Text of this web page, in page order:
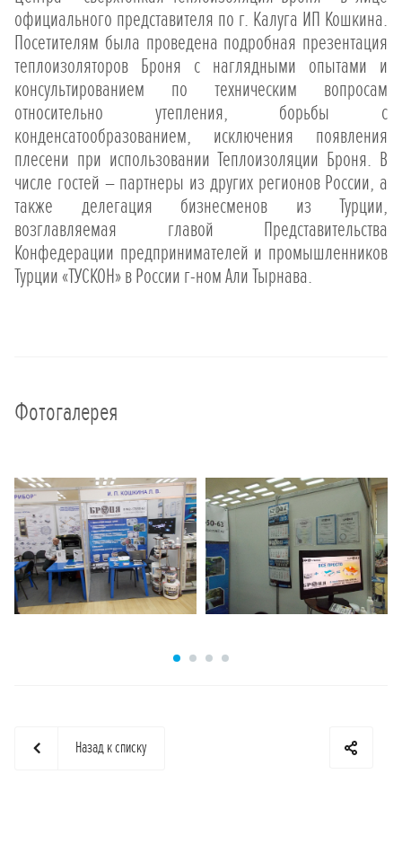
официального представителя по г. Калуга ИП Кошкина.
Посетителям была проведена подробная презентация
теплоизоляторов Броня с наглядными опытами и
консультированием по техническим вопросам
относительно утепления, борьбы с
конденсатообразованием, исключения появления
плесени при использовании Теплоизоляции Броня. В
числе гостей – партнеры из других регионов России, а
также делегация бизнесменов из Турции,
возглавляемая главой Представительства
Конфедерации предпринимателей и промышленников
Турции «ТУСКОН» в России г-ном Али Тырнава.
Фотогалерея
Назад к списку